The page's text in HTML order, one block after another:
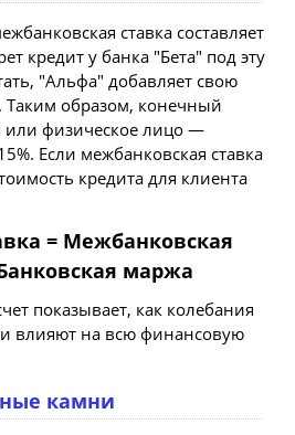
ставка составляет
кредит у банка "Бета" под эту
"Альфа" добавляет свою
Таким образом, конечный
физическое лицо —
Если межбанковская ставка
кредита для клиента
= Межбанковская
маржа
показывает, как колебания
влияют на всю финансовую
камни